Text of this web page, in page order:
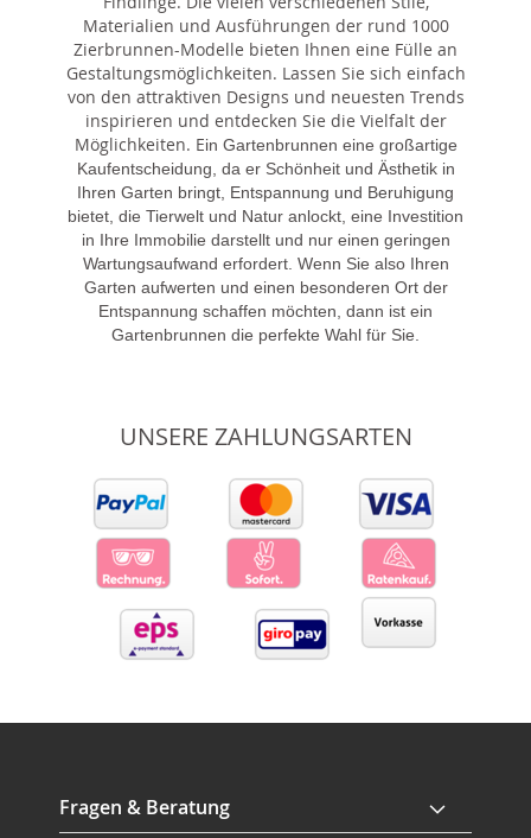
Materialien und Ausführungen der rund 1000
Zierbrunnen-Modelle bieten Ihnen eine Fülle an
Gestaltungsmöglichkeiten. Lassen Sie sich einfach
von den attraktiven Designs und neuesten Trends
inspirieren und entdecken Sie die Vielfalt der
Möglichkeiten. Ein Gartenbrunnen eine großartige
Kaufentscheidung, da er Schönheit und Ästhetik in
Ihren Garten bringt, Entspannung und Beruhigung
bietet, die Tierwelt und Natur anlockt, eine Investition
in Ihre Immobilie darstellt und nur einen geringen
Wartungsaufwand erfordert. Wenn Sie also Ihren
Garten aufwerten und einen besonderen Ort der
Entspannung schaffen möchten, dann ist ein
Gartenbrunnen die perfekte Wahl für Sie.
UNSERE ZAHLUNGSARTEN
Fragen & Beratung